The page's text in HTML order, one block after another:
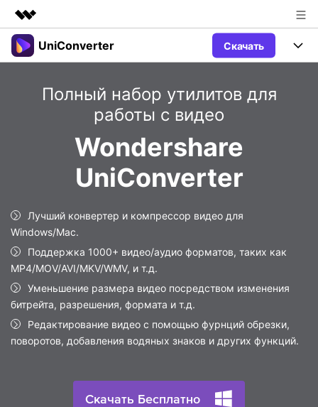
Рекомендуемые продукты
Управление данными
Поддержка
UniConverter Скачать
UniConverter для Windows
UniConverter для Mac
Видео/Аудио
Больше инструментов
Руководство
Пользователи DVD
Пользователи Социальных Сетей
Фотография
Пользователи Фильмов
Поддержка
ВидеоурокиПосмотрите видеоурок и узнайте, как использовать
UniConverter.
Контактная
Поддержка
Вся информация, необходимая для
использования UniConverter.
Технические
Характеристики
Полный список поддерживаемых форматов,
Последние новости и обновления UniConverter.
КУПИТЬ
search
Полный набор утилитов для
работы с видео
Wondershare
UniConverter
Лучший конвертер и компрессор видео для
Windows/Mac.
Поддержка 1000+ видео/аудио форматов, таких как
MP4/MOV/AVI/MKV/WMV, и т.д.
Уменьшение размера видео посредством изменения
битрейта, разрешения, формата и т.д.
Редактирование видео с помощью фурнций обрезки,
поворотов, добавления водяных знаков и других функций.
Скачать Бесплатно